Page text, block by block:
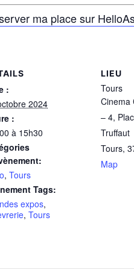
ma place sur
:
2024
:
à 15h30
, Tours
Tags:
expos,
, Tours
LIEU
Tours
Cinema
– 4,
Truffaut
Tours,
Map